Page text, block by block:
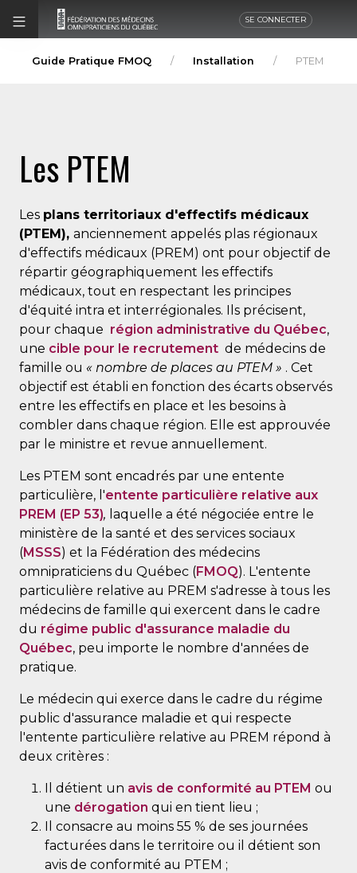
SE CONNECTER
Guide Pratique FMOQ Installation PTEM
Les PTEM
Les plans territoriaux d'effectifs médicaux
(PTEM), anciennement appelés plas régionaux
d'effectifs médicaux (PREM) ont pour objectif de
répartir géographiquement les effectifs
médicaux, tout en respectant les principes
d'équité intra et interrégionales. Ils précisent,
pour chaque région administrative du Québec,
une cible pour le recrutement de médecins de
famille ou « nombre de places au PTEM » . Cet
objectif est établi en fonction des écarts observés
entre les effectifs en place et les besoins à
combler dans chaque région. Elle est approuvée
par le ministre et revue annuellement.
Les PTEM sont encadrés par une entente
particulière, l'entente particulière relative aux
PREM (EP 53), laquelle a été négociée entre le
ministère de la santé et des services sociaux
(MSSS) et la Fédération des médecins
omnipraticiens du Québec (FMOQ). L'entente
particulière relative au PREM s'adresse à tous les
médecins de famille qui exercent dans le cadre
du régime public d'assurance maladie du
Québec, peu importe le nombre d'années de
pratique.
Le médecin qui exerce dans le cadre du régime
public d'assurance maladie et qui respecte
l'entente particulière relative au PREM répond à
deux critères :
Il détient un avis de conformité au PTEM ou
une dérogation qui en tient lieu ;
Il consacre au moins 55 % de ses journées
facturées dans le territoire ou il détient son
avis de conformité au PTEM ;